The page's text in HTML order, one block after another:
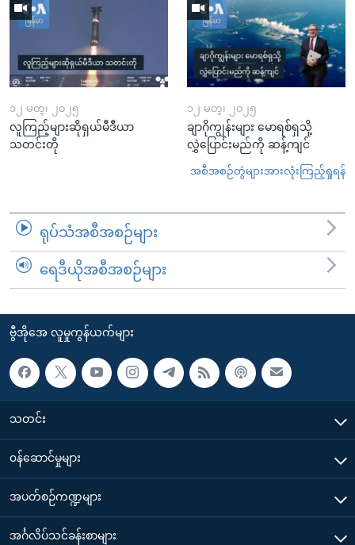
၁၂ မတ္၊ ၂၀၂၅
လူကြည့်များဆိုရှယ်မီဒီယာ
သတင်းတို
၁၂ မတ္၊ ၂၀၂၅
ချာဂိုကျွန်းများ မောရစ်ရှသို့
လွှဲပြောင်းမည်ကို ဆန့်ကျင်
အစီအစဉ်တွဲများအားလုံးကြည့်ရှုရန်
ရုပ်သံအစီအစဉ်များ
ရေဒီယိုအစီအစဉ်များ
ဗွီအိုအေ လူမှုကွန်ယက်များ
သတင်း
၀န်ဆောင်မှုများ
အပတ်စဉ်ကဏ္ဍများ
အင်္ဂလိပ်သင်ခန်းစာများ